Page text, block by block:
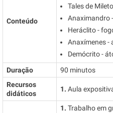
Conteúdo
Tales de
Anaximandro -
Heráclito -
Anaxímenes -
Demócrito -
Duração
90 minutos
Recursos
didáticos
1. Aula
1. Trabalho em